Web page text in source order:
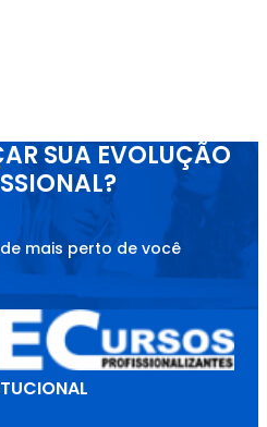
SUA EVOLUÇÃO
mais perto de você